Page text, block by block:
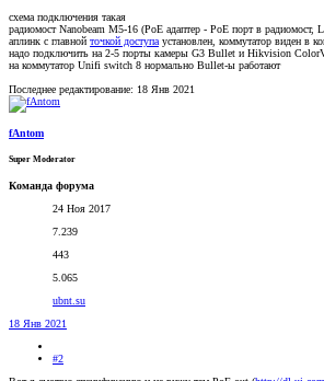
схема подключения такая
радиомост Nanobeam M5-16 (PoE адаптер - PoE порт в
аплинк с главной точкой доступа установлен, коммутатор виден в
надо подключить на 2-5 порты камеры G3 Bullet и Hikvision
на коммутатор Unifi switch 8 нормально Bullet-ы работают
Последнее редактирование: 18 Янв 2021
fAntom
Super Moderator
Команда форума
24 Ноя 2017
7.239
443
5.065
ubnt.su
18 Янв 2021
#2